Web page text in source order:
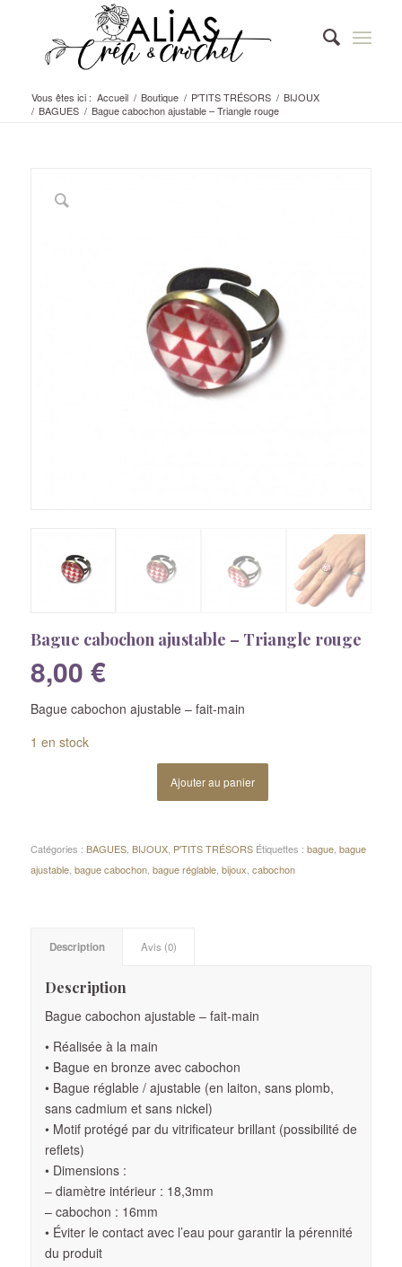
Vous êtes ici : Accueil / Boutique / P'TITS TRÉSORS / BIJOUX
/ BAGUES / Bague cabochon ajustable – Triangle rouge
Bague cabochon ajustable – Triangle rouge
8,00 €
Bague cabochon ajustable – fait-main
1 en stock
Ajouter au panier
Catégories : BAGUES, BIJOUX, P'TITS TRÉSORS Étiquettes : bague, bague
ajustable, bague cabochon, bague réglable, bijoux cabochon
Description Avis (0)
Description
Bague cabochon ajustable – fait-main
• Réalisée à la main
• Bague en bronze avec cabochon
• Bague réglable / ajustable (en laiton, sans plomb,
sans cadmium et sans nickel)
• Motif protégé par du vitrificateur brillant (possibilité de
reflets)
• Dimensions :
– diamètre intérieur : 18,3mm
– cabochon : 16mm
• Éviter le contact avec l’eau pour garantir la pérennité
du produit